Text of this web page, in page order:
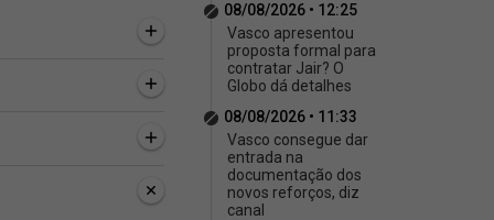
08/08/2026 • 12:25
Vasco apresentou
proposta formal para
contratar Jair? O
Globo dá detalhes
08/08/2026 • 11:33
Vasco consegue dar
entrada na
documentação dos
novos reforços, diz
canal